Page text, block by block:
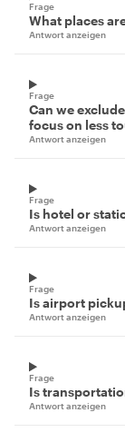
Frage
What places
Antwort anzeigen
Frage
Can we
focus on less
Antwort anzeigen
Frage
Is hotel or
Antwort anzeigen
Frage
Is airport
Antwort anzeigen
Frage
Is
Antwort anzeigen